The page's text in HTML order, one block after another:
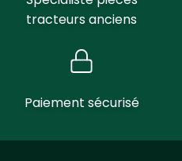
tracteurs anciens
Paiement sécurisé